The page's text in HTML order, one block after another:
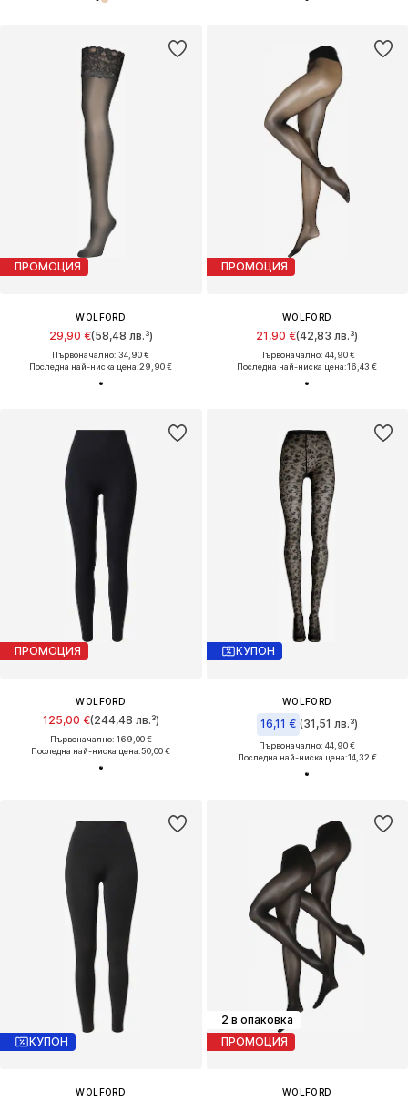
ПРОМОЦИЯ
WOLFORD
29,90 €(58,48 лв.³)
Първоначално: 34,90 €
Последна най-ниска цена:29,90 €
ПРОМОЦИЯ
WOLFORD
21,90 €(42,83 лв.³)
Първоначално: 44,90 €
Последна най-ниска цена:16,43 €
ПРОМОЦИЯ
WOLFORD
125,00 €(244,48 лв.³)
Първоначално: 169,00 €
Последна най-ниска цена:50,00 €
КУПОН
WOLFORD
16,11 € (31,51 лв.³)
Първоначално: 44,90 €
Последна най-ниска цена:14,32 €
КУПОН
WOLFORD
2 в опаковка
ПРОМОЦИЯ
WOLFORD